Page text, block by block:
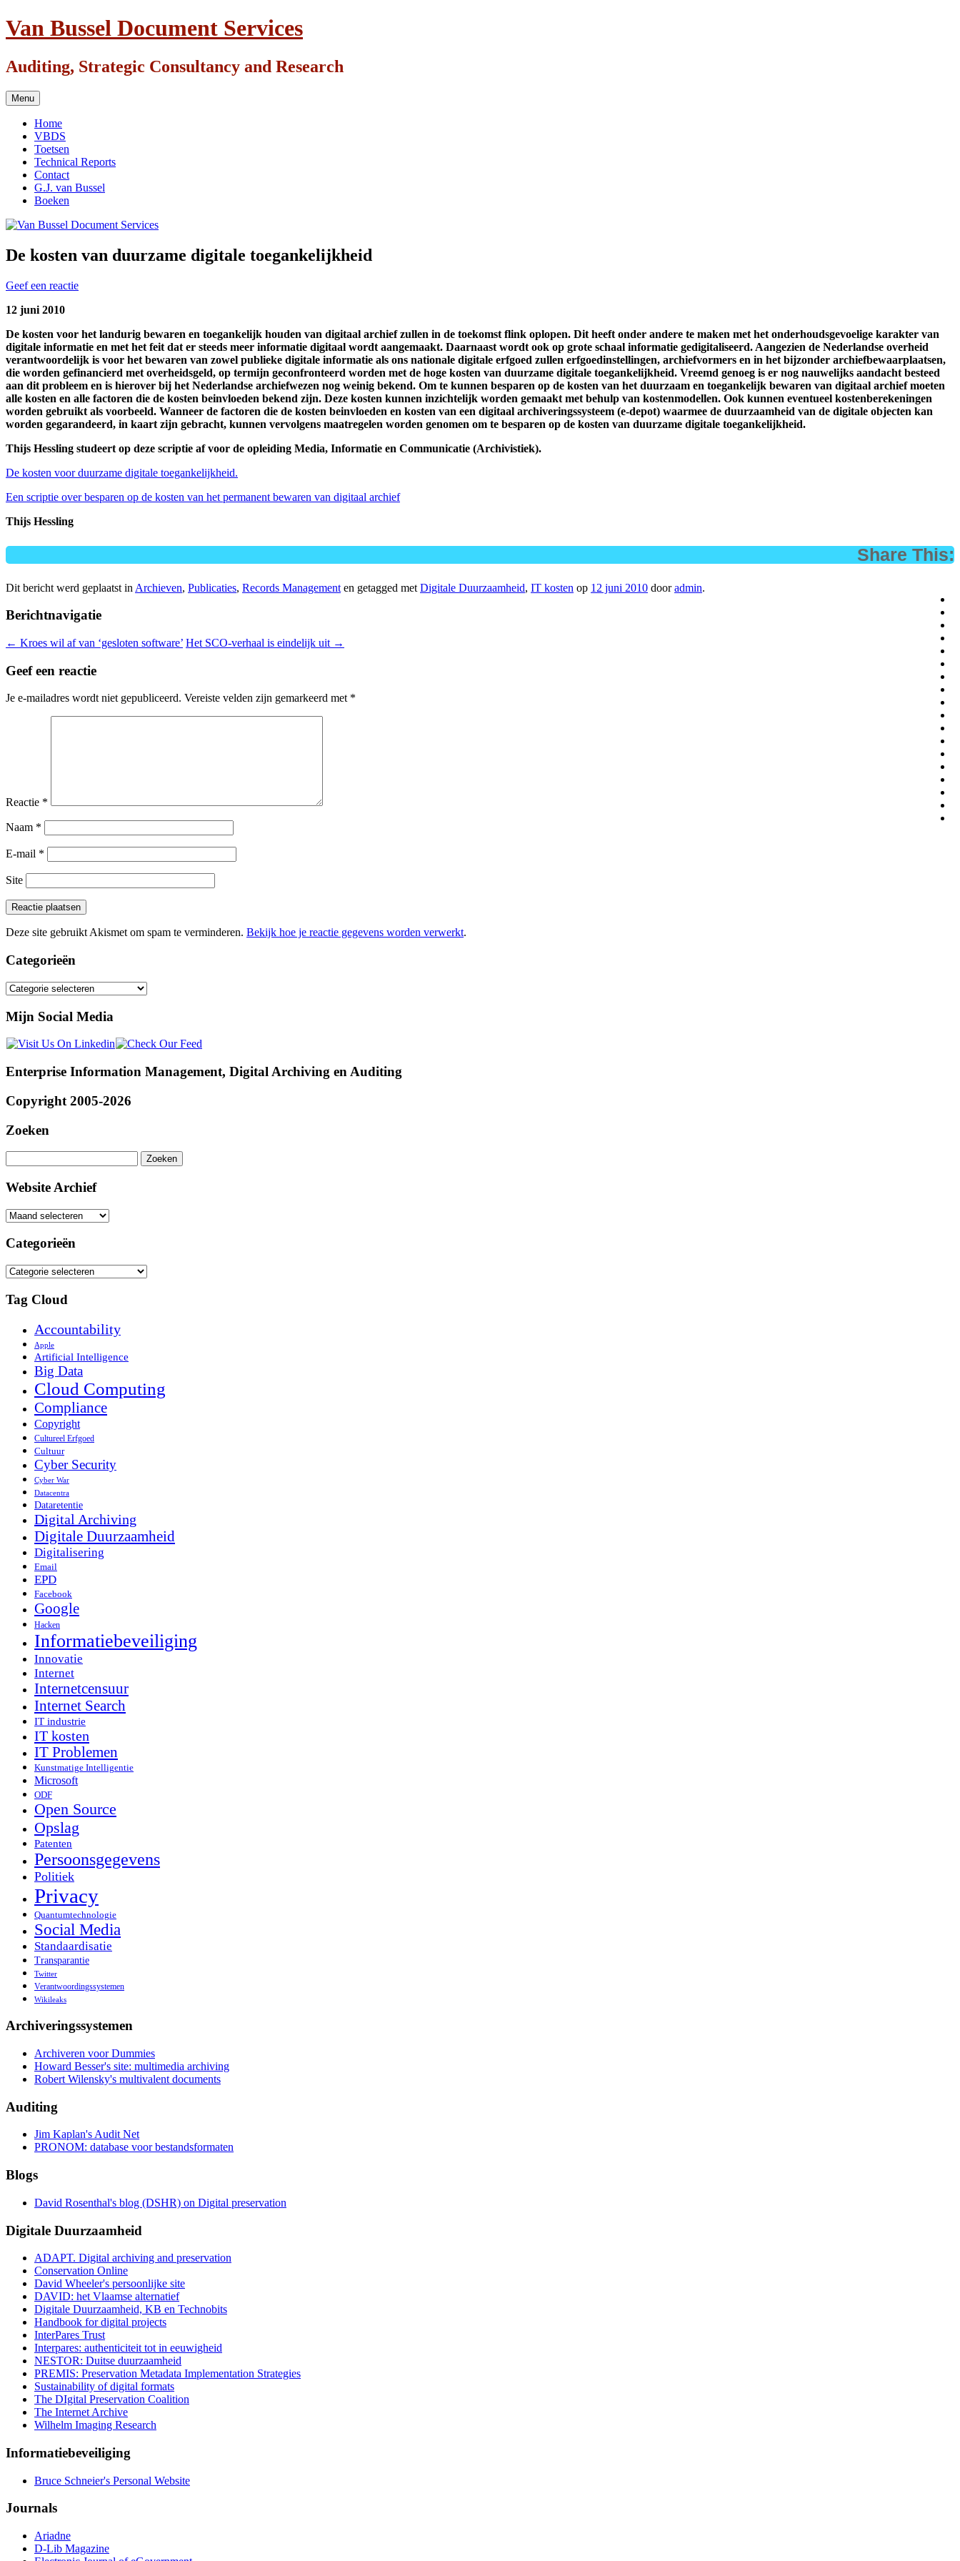
Ga
naar
inhoud
Van Bussel Document Services
Auditing, Strategic Consultancy and Research
Menu
Home
VBDS
Toetsen
Technical Reports
Contact
G.J. van Bussel
Boeken
De kosten van duurzame digitale toegankelijkheid
Geef een reactie
12 juni 2010
De kosten voor het landurig bewaren en toegankelijk houden van digitaal archief zullen in de toekomst flink oplopen. Dit heeft onder andere te maken met het onderhoudsgevoelige karakter van
digitale informatie en met het feit dat er steeds meer informatie digitaal wordt aangemaakt. Daarnaast wordt ook op grote schaal informatie gedigitaliseerd. Aangezien de Nederlandse overheid
verantwoordelijk is voor het bewaren van zowel publieke digitale informatie als ons nationale digitale erfgoed zullen erfgoedinstellingen, archiefvormers en in het bijzonder archiefbewaarplaatsen,
die worden gefinancierd met overheidsgeld, op termijn geconfronteerd worden met de hoge kosten van duurzame digitale toegankelijkheid. Vreemd genoeg is er nog nauwelijks aandacht besteed
aan dit probleem en is hierover bij het Nederlandse archiefwezen nog weinig bekend. Om te kunnen besparen op de kosten van het duurzaam en toegankelijk bewaren van digitaal archief moeten
alle kosten en alle factoren die de kosten beinvloeden bekend zijn. Deze kosten kunnen inzichtelijk worden gemaakt met behulp van kostenmodellen. Ook kunnen eventueel kostenberekeningen
worden gebruikt als voorbeeld. Wanneer de factoren die de kosten beinvloeden en kosten van een digitaal archiveringssysteem (e-depot) waarmee de duurzaamheid van de digitale objecten kan
worden gegarandeerd, in kaart zijn gebracht, kunnen vervolgens maatregelen worden genomen om te besparen op de kosten van duurzame digitale toegankelijkheid.
Thijs Hessling studeert op deze scriptie af voor de opleiding Media, Informatie en Communicatie (Archivistiek).
De kosten voor duurzame digitale toegankelijkheid.
Een scriptie over besparen op de kosten van het permanent bewaren van digitaal archief
Thijs Hessling
Share This:
Dit bericht werd geplaatst in Archieven, Publicaties, Records Management en getagged met Digitale Duurzaamheid, IT kosten op 12 juni 2010 dooradmin.
Berichtnavigatie
← Kroes wil af van ‘gesloten software’ Het SCO-verhaal is eindelijk uit →
Geef een reactie
Je e-mailadres wordt niet gepubliceerd. Vereiste velden zijn gemarkeerd met *
Reactie *
Naam *
E-mail *
Site
Deze site gebruikt Akismet om spam te verminderen. Bekijk hoe je reactie gegevens worden verwerkt.
Categorieën
Categorieën
Mijn Social Media
Enterprise Information Management, Digital Archiving en Auditing
Copyright 2005-2026
Zoeken
naar:
Website Archief
Website
Categorieën
Categorieën
Tag Cloud
Accountability
Apple
Artificial Intelligence
Big Data
Cloud Computing
Compliance
Copyright
Cultureel Erfgoed
Cultuur
Cyber Security
Cyber War
Datacentra
Dataretentie
Digital Archiving
Digitale Duurzaamheid
Digitalisering
Email
EPD
Facebook
Google
Hacken
Informatiebeveiliging
Innovatie
Internet
Internetcensuur
Internet Search
IT industrie
IT kosten
IT Problemen
Kunstmatige Intelligentie
Microsoft
ODF
Open Source
Opslag
Patenten
Persoonsgegevens
Politiek
Privacy
Quantumtechnologie
Social Media
Standaardisatie
Transparantie
Twitter
Verantwoordingssystemen
Wikileaks
Archiveringssystemen
Archiveren voor Dummies
Howard Besser's site: multimedia archiving
Robert Wilensky's multivalent documents
Auditing
Jim Kaplan's Audit Net
PRONOM: database voor bestandsformaten
Blogs
David Rosenthal's blog (DSHR) on Digital preservation
Digitale Duurzaamheid
ADAPT. Digital archiving and preservation
Conservation Online
David Wheeler's persoonlijke site
DAVID: het Vlaamse alternatief
Digitale Duurzaamheid, KB en Technobits
Handbook for digital projects
InterPares Trust
Interpares: authenticiteit tot in eeuwigheid
NESTOR: Duitse duurzaamheid
PREMIS: Preservation Metadata Implementation Strategies
Sustainability of digital formats
The DIgital Preservation Coalition
The Internet Archive
Wilhelm Imaging Research
Informatiebeveiliging
Bruce Schneier's Personal Website
Journals
Ariadne
D-Lib Magazine